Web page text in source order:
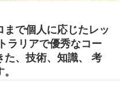
で個人に応じたレッ
ラリアで優秀なコー
た、技術、知識、 考